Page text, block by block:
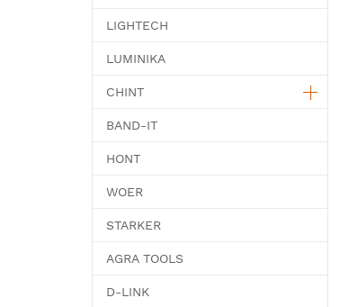
LIGHTECH
LUMINIKA
CHINT
BAND-IT
HONT
WOER
STARKER
AGRA TOOLS
D-LINK